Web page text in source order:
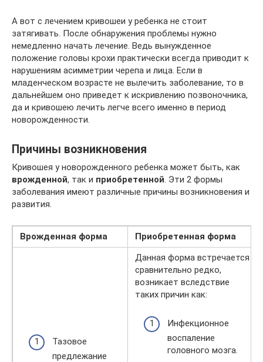
А вот с лечением кривошеи у ребенка не стоит
затягивать. После обнаружения проблемы нужно
немедленно начать лечение. Ведь вынужденное
положение головы крохи практически всегда приводит к
нарушениям асимметрии черепа и лица. Если в
младенческом возрасте не вылечить заболевание, то в
дальнейшем оно приведет к искривлению позвоночника,
да и кривошею лечить легче всего именно в период
новорожденности.
Причины возникновения
Кривошея у новорожденного ребенка может быть, как
врожденной, так и приобретенной. Эти 2 формы
заболевания имеют различные причины возникновения и
развития.
Врожденная форма Приобретенная форма
Тазовое
предлежание
Данная форма встречается
сравнительно редко,
возникает вследствие
таких причин как:
Инфекционное
воспаление
головного мозга.